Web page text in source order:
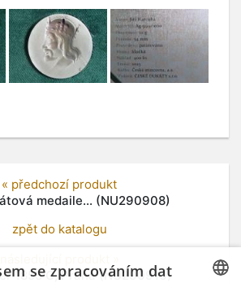
« předchozí produkt
medaile... (NU290908)
zpět do katalogu
1855 C, Praha (NU290910)
se zpracováním dat